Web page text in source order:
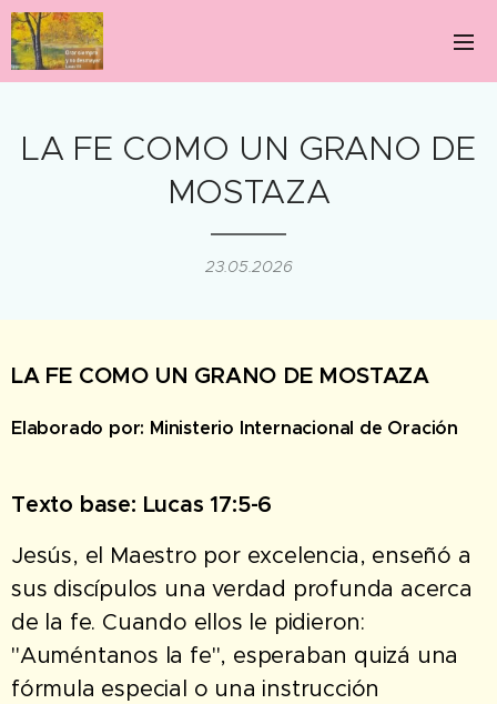
LA FE COMO UN GRANO DE
MOSTAZA
23.05.2026
LA FE COMO UN GRANO DE MOSTAZA
Elaborado por: Ministerio Internacional de Oración
Texto base: Lucas 17:5-6
Jesús, el Maestro por excelencia, enseñó a
sus discípulos una verdad profunda acerca
de la fe. Cuando ellos le pidieron:
"Auméntanos la fe", esperaban quizá una
fórmula especial o una instrucción